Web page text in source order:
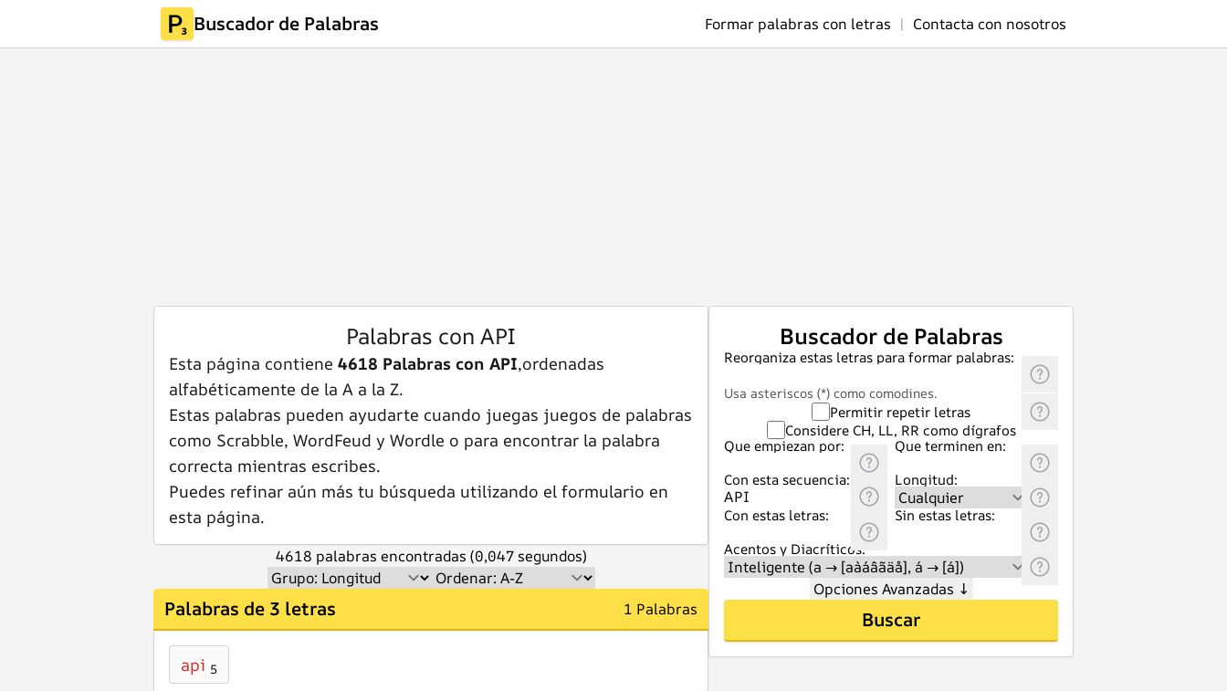
Buscador de Palabras Formar palabras con letras | Contacta con nosotros
Palabras con API
Esta página contiene 4618 Palabras con API,ordenadas
alfabéticamente de la A a la Z.
Estas palabras pueden ayudarte cuando juegas juegos de palabras
como Scrabble, WordFeud y Wordle o para encontrar la palabra
correcta mientras escribes.
Puedes refinar aún más tu búsqueda utilizando el formulario en
esta página.
4618 palabras encontradas (0,047 segundos)
Palabras de 3 letras 1 Palabras
api 5
Buscador de Palabras
Reorganiza estas letras para formar palabras:
Usa asteriscos (*) como comodines.
Permitir repetir letras
Considere CH, LL, RR como dígrafos
Que empiezan por:
Que terminen en:
Con esta secuencia:
Longitud:
Con estas letras:
Sin estas letras:
Acentos y Diacríticos:
Opciones Avanzadas ↓
Buscar